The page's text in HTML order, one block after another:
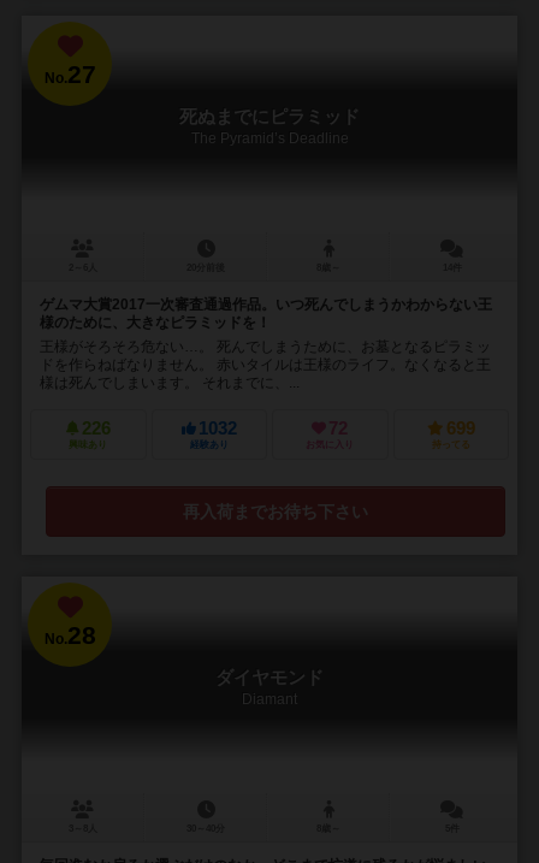
No.27
死ぬまでにピラミッド
The Pyramid’s Deadline
ゲムマ大賞2017一次審査通過作品。いつ死んでしまうかわからない王
様のために、大きなピラミッドを！
王様がそろそろ危ない…。 死んでしまうために、お墓となるピラミッ
ドを作らねばなりません。 赤いタイルは王様のライフ。なくなると王
様は死んでしまいます。 それまでに、...
226
興味あり
1032
経験あり
72
お気に入り
699
持ってる
再入荷までお待ち下さい
No.28
ダイヤモンド
Diamant